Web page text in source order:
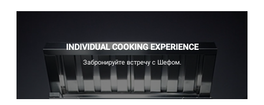
INDIVIDUAL COOKING EXPERIENCE
Забронируйте встречу с Шефом.